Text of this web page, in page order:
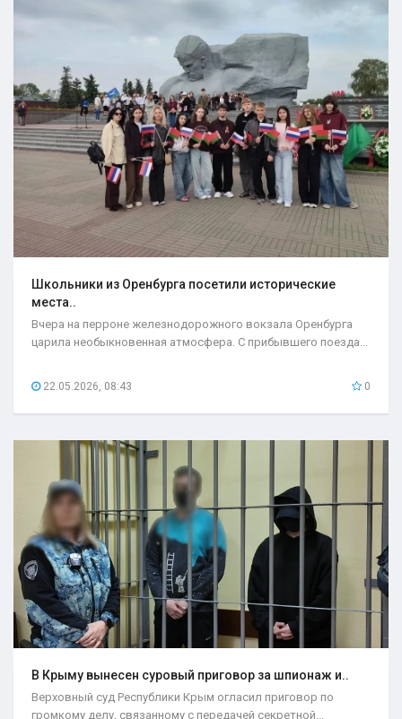
Школьники из Оренбурга посетили исторические
места..
Вчера на перроне железнодорожного вокзала Оренбурга
царила необыкновенная атмосфера. С прибывшего поезда...
22.05.2026, 08:43 0
В Крыму вынесен суровый приговор за шпионаж и..
Верховный суд Республики Крым огласил приговор по
громкому делу, связанному с передачей секретной...